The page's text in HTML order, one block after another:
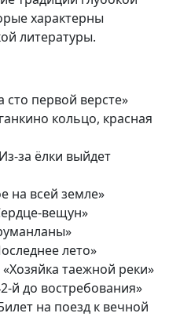
характерны
литературы.
сто первой версте»
кольцо, красная
за ёлки выйдет
на всей земле»
вещун»
лето»
таежной реки»
й до востребования»
на поезд к вечной